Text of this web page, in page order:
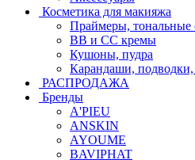
Косметика для макияжа
Праймеры, тональные
BB и CC кремы
Кушоны, пудра
Карандаши,
РАСПРОДАЖА
Бренды
A'PIEU
ANSKIN
AYOUME
BAVIPHAT